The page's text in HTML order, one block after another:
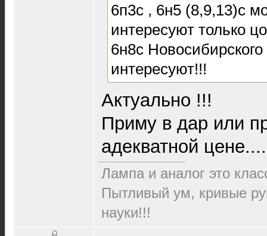
6п3с , 6н5 (8,9,13)с
интересуют только
6н8с
интересуют!!!
Актуально !!!
Приму в дар или
адекватной
Лампа и аналог это
Пытливый ум, кривые
науки!!!